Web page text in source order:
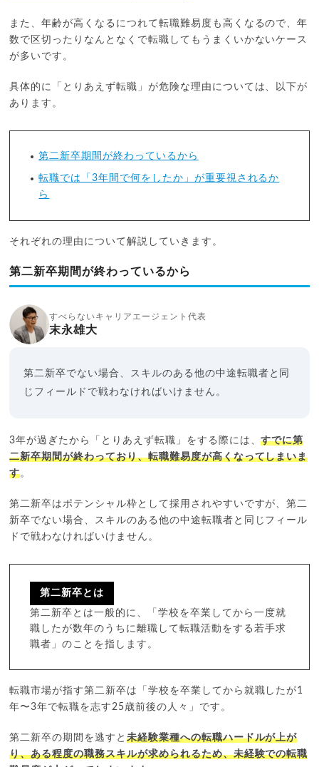
また、年齢が高くなるにつれて転職難易度も高くなるので、年
数で区切ったりなんとなくで転職してもうまくいかないケース
が多いです。
具体的に「とりあえず転職」が危険な理由については、以下が
あります。
第二新卒期間が終わっているから
転職では「3年間で何をしたか」が重要視されるか
ら
それぞれの理由について解説していきます。
第二新卒期間が終わっているから
すべらないキャリアエージェント代表
末永雄大
第二新卒でない場合、スキルのある他の中途転職者と同
じフィールドで戦わなければいけません。
3年が過ぎたから「とりあえず転職」をする際には、すでに第
二新卒期間が終わっており、転職難易度が高くなってしまいま
す。
第二新卒はポテンシャル枠として採用されやすいですが、第二
新卒でない場合、スキルのある他の中途転職者と同じフィール
ドで戦わなければいけません。
第二新卒とは
第二新卒とは一般的に、「学校を卒業してから一度就
職したが数年のうちに離職して転職活動をする若手求
職者」のことを指します。
転職市場が指す第二新卒は「学校を卒業してから就職したが1
年〜3年で転職を志す25歳前後の人々」です。
第二新卒の期間を逃すと 未経験業種への転職ハードルが上が
り、ある程度の職務スキルが求められるため、未経験での転職